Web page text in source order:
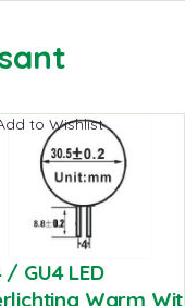
to Wishlist
/ GU4 LED
Warm Wit